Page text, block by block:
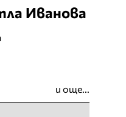
Иванова
и още...